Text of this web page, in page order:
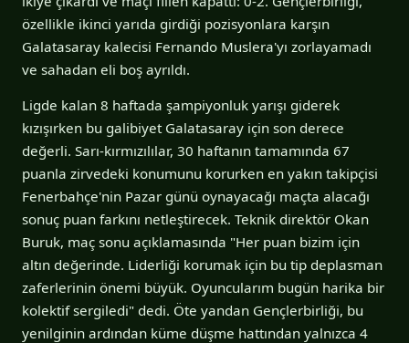
özellikle ikinci yarıda girdiği pozisyonlara karşın
Galatasaray kalecisi Fernando Muslera'yı zorlayamadı
ve sahadan eli boş ayrıldı.
Ligde kalan 8 haftada şampiyonluk yarışı giderek
kızışırken bu galibiyet Galatasaray için son derece
değerli. Sarı-kırmızılılar, 30 haftanın tamamında 67
puanla zirvedeki konumunu korurken en yakın takipçisi
Fenerbahçe'nin Pazar günü oynayacağı maçta alacağı
sonuç puan farkını netleştirecek. Teknik direktör Okan
Buruk, maç sonu açıklamasında "Her puan bizim için
altın değerinde. Liderliği korumak için bu tip deplasman
zaferlerinin önemi büyük. Oyuncularım bugün harika bir
kolektif sergiledi" dedi. Öte yandan Gençlerbirliği, bu
yenilginin ardından küme düşme hattından yalnızca 4